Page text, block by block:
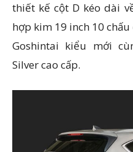
thiết kế cột D kéo dài
hợp kim 19 inch 10
Goshintai kiểu mới
Silver cao cấp.